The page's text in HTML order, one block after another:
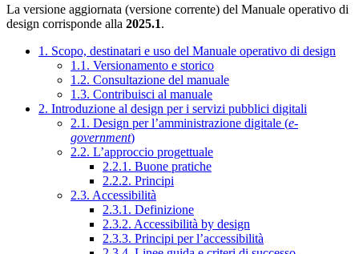
La versione aggiornata (versione corrente) del Manuale operativo di
design corrisponde alla 2025.1.
1. Scopo, destinatari e uso del Manuale operativo di design
1.1. Versionamento e storico
1.2. Consultazione del manuale
1.3. Contribuisci al manuale
2. Introduzione al design per i servizi pubblici digitali
2.1. Design per l’amministrazione digitale (e-
government)
2.2. L’approccio progettuale
2.2.1. Buone pratiche
2.2.2. Principi
2.3. Accessibilità
2.3.1. Definizione
2.3.2. Accessibilità by design
2.3.3. Principi per l’accessibilità